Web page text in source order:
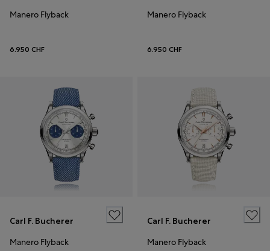
Manero Flyback
6.950 CHF
Manero Flyback
6.950 CHF
Carl F. Bucherer
Manero Flyback
Carl F. Bucherer
Manero Flyback